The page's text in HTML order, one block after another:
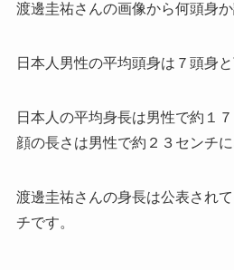
渡邊圭祐さんの画像から何頭身か
日本人男性の平均頭身は７頭身
日本人の平均身長は男性で約１
顔の長さは男性で約２３センチに
渡邊圭祐さんの身長は公表され
チです。